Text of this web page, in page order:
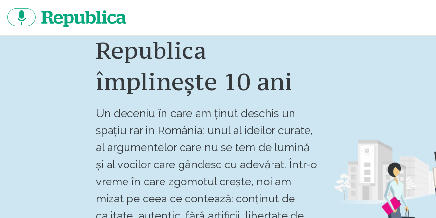
continut
Republica
împlinește 10 ani
Un deceniu în care am ținut deschis un
spațiu rar în România: unul al ideilor curate,
al argumentelor care nu se tem de lumină
și al vocilor care gândesc cu adevărat. Într-o
vreme în care zgomotul crește, noi am
mizat pe ceea ce contează: conținut de